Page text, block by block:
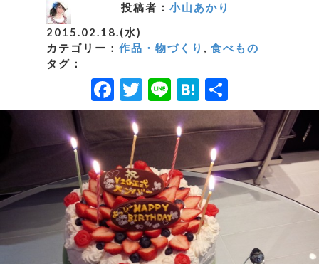
投稿者： 小山あかり
2015.02.18.(水)
カテゴリー： 作品・物づくり , 食べもの
タグ：
F
a
c
e
b
o
o
k
T
w
it
e
r
Li
n
e
H
a
t
e
n
a
共
有